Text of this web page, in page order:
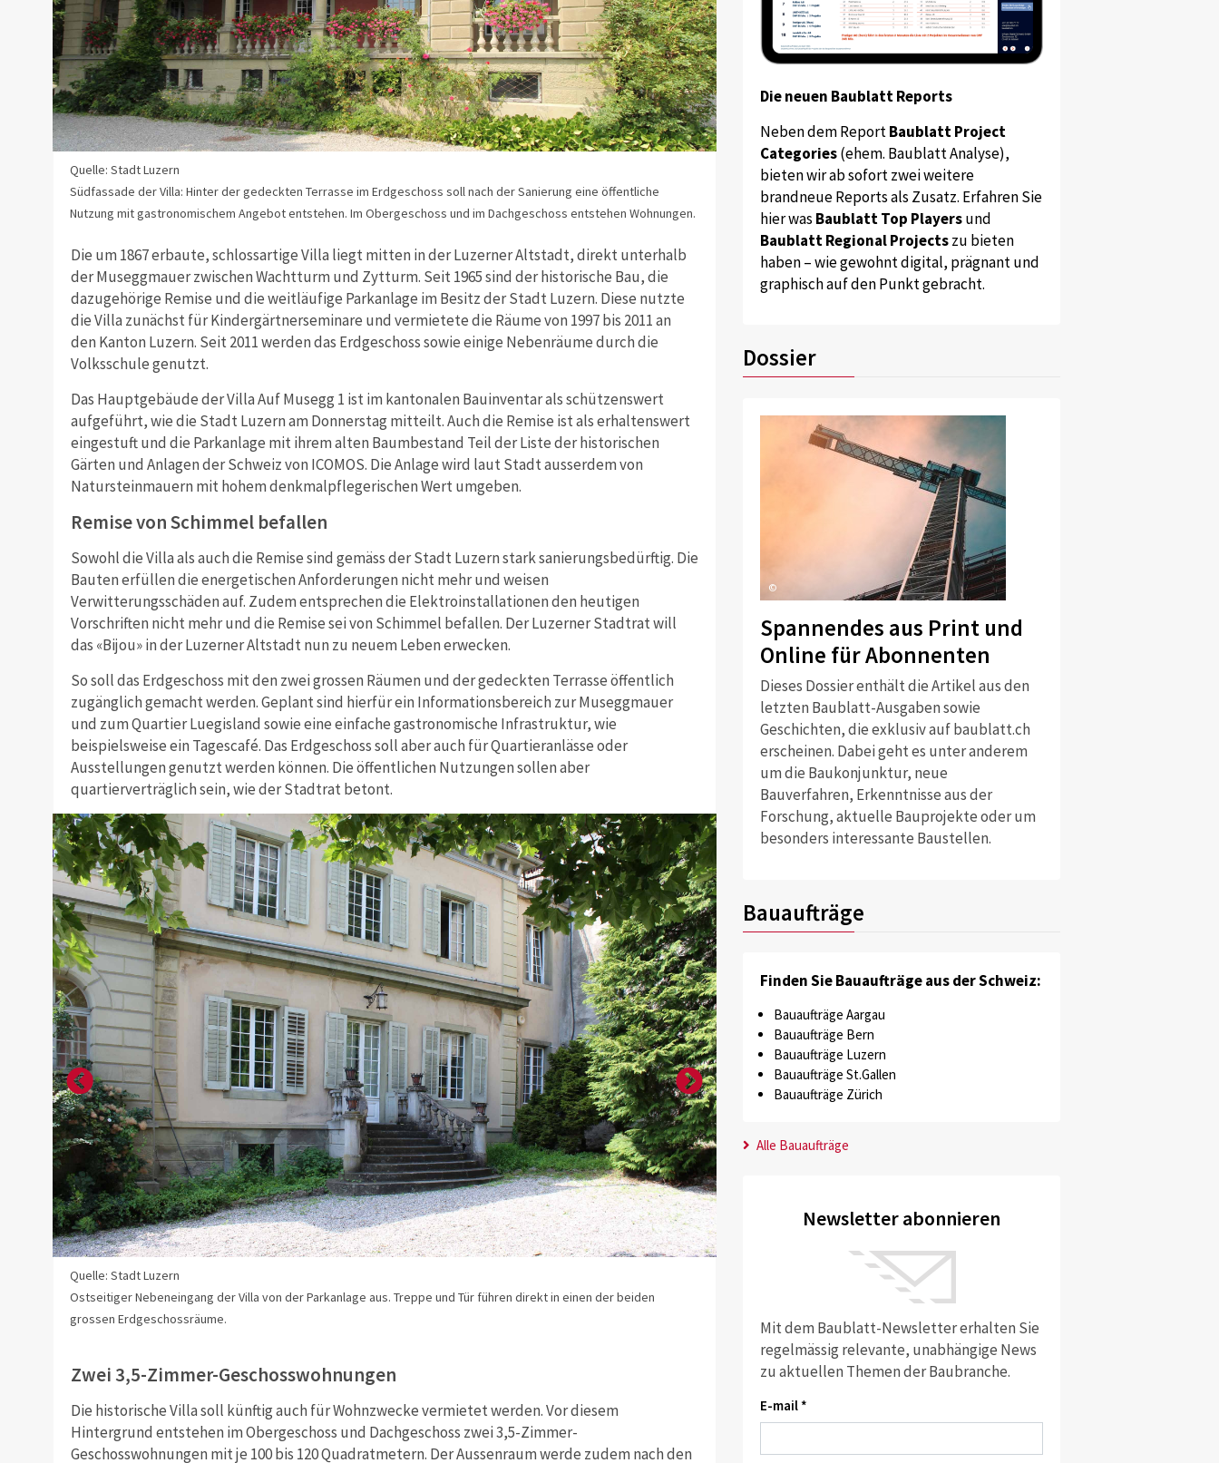
Quelle: Stadt Luzern
Südfassade der Villa: Hinter der gedeckten Terrasse im Erdgeschoss soll nach der Sanierung eine öffentliche
Nutzung mit gastronomischem Angebot entstehen. Im Obergeschoss und im Dachgeschoss entstehen Wohnungen.
Quelle: Stadt Luzern
Haupteingangstür auf der Westseite der Villa.
Die um 1867 erbaute, schlossartige Villa liegt mitten in der Luzerner Altstadt, direkt unterhalb
der Museggmauer zwischen Wachtturm und Zytturm. Seit 1965 sind der historische Bau, die
dazugehörige Remise und die weitläufige Parkanlage im Besitz der Stadt Luzern. Diese nutzte
die Villa zunächst für Kindergärtnerseminare und vermietete die Räume von 1997 bis 2011 an
den Kanton Luzern. Seit 2011 werden das Erdgeschoss sowie einige Nebenräume durch die
Volksschule genutzt.
Das Hauptgebäude der Villa Auf Musegg 1 ist im kantonalen Bauinventar als schützenswert
aufgeführt, wie die Stadt Luzern am Donnerstag mitteilt. Auch die Remise ist als erhaltenswert
eingestuft und die Parkanlage mit ihrem alten Baumbestand Teil der Liste der historischen
Gärten und Anlagen der Schweiz von ICOMOS. Die Anlage wird laut Stadt ausserdem von
Natursteinmauern mit hohem denkmalpflegerischen Wert umgeben.
Remise von Schimmel befallen
Sowohl die Villa als auch die Remise sind gemäss der Stadt Luzern stark sanierungsbedürftig. Die
Bauten erfüllen die energetischen Anforderungen nicht mehr und weisen
Verwitterungsschäden auf. Zudem entsprechen die Elektroinstallationen den heutigen
Vorschriften nicht mehr und die Remise sei von Schimmel befallen. Der Luzerner Stadtrat will
das «Bijou» in der Luzerner Altstadt nun zu neuem Leben erwecken.
So soll das Erdgeschoss mit den zwei grossen Räumen und der gedeckten Terrasse öffentlich
zugänglich gemacht werden. Geplant sind hierfür ein Informationsbereich zur Museggmauer
und zum Quartier Luegisland sowie eine einfache gastronomische Infrastruktur, wie
beispielsweise ein Tagescafé. Das Erdgeschoss soll aber auch für Quartieranlässe oder
Ausstellungen genutzt werden können. Die öffentlichen Nutzungen sollen aber
quartierverträglich sein, wie der Stadtrat betont.
Quelle: Stadt Luzern
Ostseitiger Nebeneingang der Villa von der Parkanlage aus. Treppe und Tür führen direkt in einen der beiden
grossen Erdgeschossräume.
Ein Fussweg führt die Besucher der Museggmauer aus dem Zytturm zur Villa.
Zwei 3,5-Zimmer-Geschosswohnungen
Die historische Villa soll künftig auch für Wohnzwecke vermietet werden. Vor diesem
Hintergrund entstehen im Obergeschoss und Dachgeschoss zwei 3,5-Zimmer-
Geschosswohnungen mit je 100 bis 120 Quadratmetern. Der Aussenraum werde zudem nach den
Die neuen Baublatt Reports
Neben dem ReportBaublatt Project
Categories(ehem. Baublatt Analyse),
bieten wir ab sofort zwei weitere
brandneue Reports als Zusatz. Erfahren Sie
hier was Baublatt Top Playersund
Baublatt Regional Projectszu bieten
haben – wie gewohnt digital, prägnant und
graphisch auf den Punkt gebracht.
Dossier
©
Spannendes aus Print und
Online für Abonnenten
Dieses Dossier enthält die Artikel aus den
letzten Baublatt-Ausgaben sowie
Geschichten, die exklusiv auf baublatt.ch
erscheinen. Dabei geht es unter anderem
um die Baukonjunktur, neue
Bauverfahren, Erkenntnisse aus der
Forschung, aktuelle Bauprojekte oder um
besonders interessante Baustellen.
Bauaufträge
Finden Sie Bauaufträge aus der Schweiz:
Bauaufträge Aargau
Bauaufträge Bern
Bauaufträge Luzern
Bauaufträge St.Gallen
Bauaufträge Zürich
Alle Bauaufträge
Newsletter abonnieren
Mit dem Baublatt-Newsletter erhalten Sie
regelmässig relevante, unabhängige News
zu aktuellen Themen der Baubranche.
E-mail *